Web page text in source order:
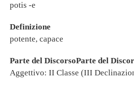
potis -e
Definizione
potente, capace
Parte del DiscorsoParte del
Aggettivo: II Classe (III